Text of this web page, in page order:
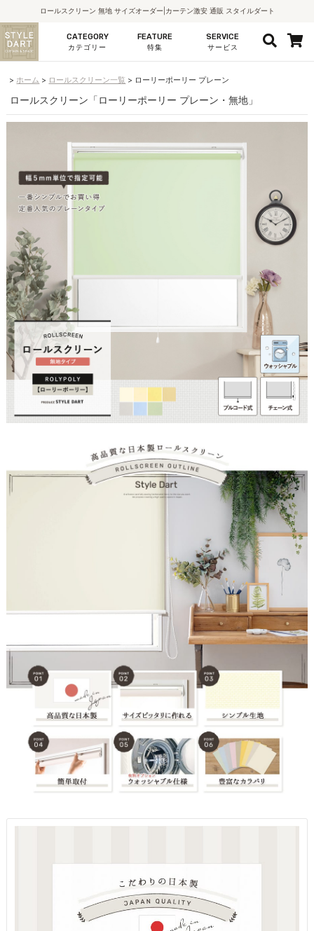
ロールスクリーン 無地 サイズオーダー|カーテン激安 通販 スタイルダート
CATEGORY
カテゴリー
FEATURE
特集
SERVICE
サービス
ホーム ロールスクリーン一覧 ローリーポーリー プレーン
ロールスクリーン「ローリーポーリー プレーン・無地」